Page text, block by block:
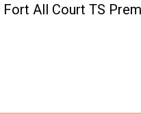
All Court TS